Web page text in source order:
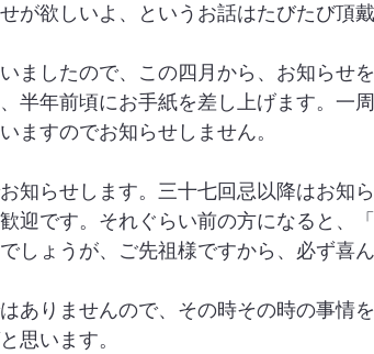
が欲しいよ、というお話はたびたび頂戴
ましたので、この四月から、お知らせ
半年前頃にお手紙を差し上げます。一
ますのでお知らせしません。
知らせします。三十七回忌以降はお知
迎です。それぐらい前の方になると、
しょうが、ご先祖様ですから、必ず喜
ありませんので、その時その時の事情
思います。